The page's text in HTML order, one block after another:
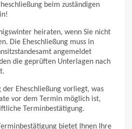
beim zuständigen
heiraten, wenn Sie nicht
Die Eheschließung muss in
angemeldet
die geprüften Unterlagen nach
der Eheschließung vorliegt, was
vor dem Termin möglich ist,
Terminbestätigung.
bietet Ihnen Ihre